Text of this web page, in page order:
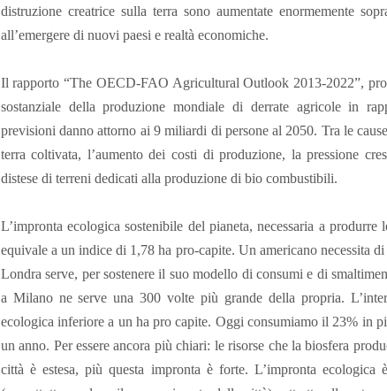
distruzione creatrice sulla terra sono aumentate enormemente
all’emergere di nuovi paesi e realtà economiche.
Il rapporto “The OECD-FAO Agricultural Outlook 2013-2022”,
sostanziale della produzione mondiale di derrate agricole in
previsioni danno attorno ai 9 miliardi di persone al 2050. Tra le
terra coltivata, l’aumento dei costi di produzione, la pressione
distese di terreni dedicati alla produzione di bio combustibili.
L’impronta ecologica sostenibile del pianeta, necessaria a
equivale a un indice di 1,78 ha pro-capite. Un americano necessita
Londra serve, per sostenere il suo modello di consumi e di
a Milano ne serve una 300 volte più grande della propria.
ecologica inferiore a un ha pro capite. Oggi consumiamo il 23% in
un anno. Per essere ancora più chiari: le risorse che la biosfera
città è estesa, più questa impronta è forte. L’impronta ecologica